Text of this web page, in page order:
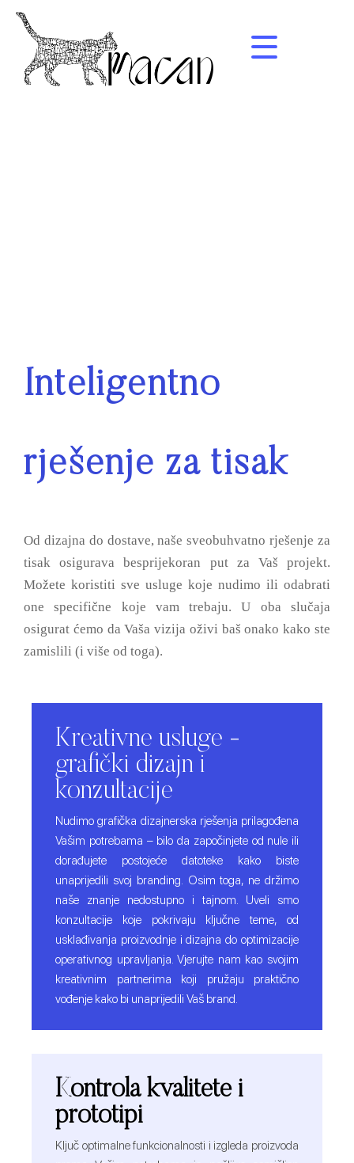
Inteligentno
rješenje za tisak
Od dizajna do dostave, naše sveobuhvatno rješenje za
tisak osigurava besprijekoran put za Vaš projekt.
Možete koristiti sve usluge koje nudimo ili odabrati
one specifične koje vam trebaju. U oba slučaja
osigurat ćemo da Vaša vizija oživi baš onako kako ste
zamislili (i više od toga).
Kreativne usluge -
grafički dizajn i
konzultacije
Nudimo grafička dizajnerska rješenja prilagođena
Vašim potrebama – bilo da započinjete od nule ili
dorađujete postojeće datoteke kako biste
unaprijedili svoj branding. Osim toga, ne držimo
naše znanje nedostupno i tajnom. Uveli smo
konzultacije koje pokrivaju ključne teme, od
usklađivanja proizvodnje i dizajna do optimizacije
operativnog upravljanja. Vjerujte nam kao svojim
kreativnim partnerima koji pružaju praktično
vođenje kako bi unaprijedili Vaš brand.
Kontrola kvalitete i
prototipi
Ključ optimalne funkcionalnosti i izgleda proizvoda